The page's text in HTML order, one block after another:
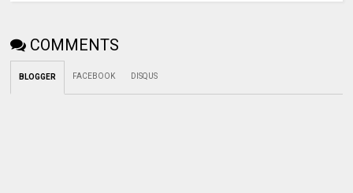
COMMENTS
BLOGGER FACEBOOK DISQUS